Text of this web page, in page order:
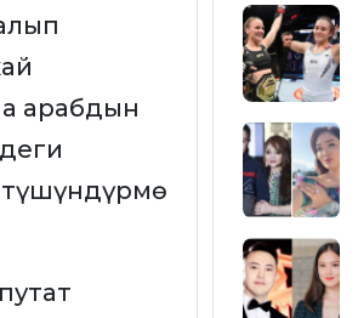
арабдын
түшүндүрмө